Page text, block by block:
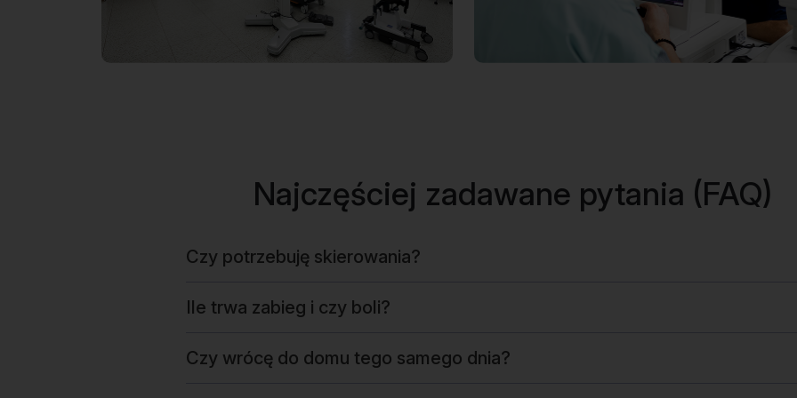
Najczęściej zadawane pytania (FAQ)
Czy potrzebuję skierowania?
Ile trwa zabieg i czy boli?
Czy wrócę do domu tego samego dnia?